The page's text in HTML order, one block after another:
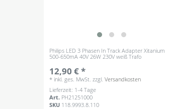
Philips LED 3 Phasen In Track Adapter Xitanium
500-650mA 40V 26W 230V weiß Trafo
12,90 € *
* inkl. ges. MwSt. zzgl.Versandkosten
Lieferzeit: 1-4 Tage
Art. PH21251000
SKU 118.9993.8.110